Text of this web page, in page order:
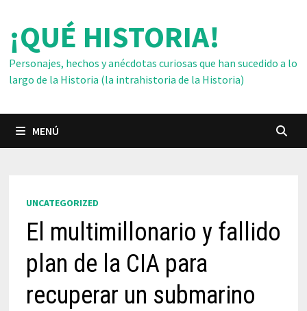
contenido
¡QUÉ HISTORIA!
Personajes, hechos y anécdotas curiosas que han sucedido a lo
largo de la Historia (la intrahistoria de la Historia)
MENÚ
UNCATEGORIZED
El multimillonario y fallido
plan de la CIA para
recuperar un submarino